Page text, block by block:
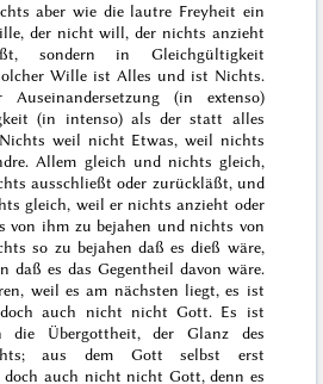
aber wie die lautre Freyheit ein
der nicht will, der nichts anzieht
sondern in Gleichgültigkeit
Wille ist Alles und ist Nichts.
(in extenso)
(in intenso) alsder statt alles
weil nicht Etwas, weil nichts
Allem gleich und nichts gleich,
ausschließt oder zurückläßt, und
gleich, weil er nichts anzieht oder
von ihm zu bejahen und nichts von
so zu bejahen daß es dieß wäre,
daß es das Gegentheil davon wäre.
weil es am nächsten liegt, es ist
auch nicht nicht Gott. Es ist
die Übergottheit, der Glanz des
aus dem Gott selbst erst
auch nicht nicht Gott, denn es